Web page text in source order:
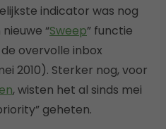
indicator was nog
“Sweep” functie
overvolle inbox
2010). Sterker nog, voor
, wisten het al sinds mei
geheten.